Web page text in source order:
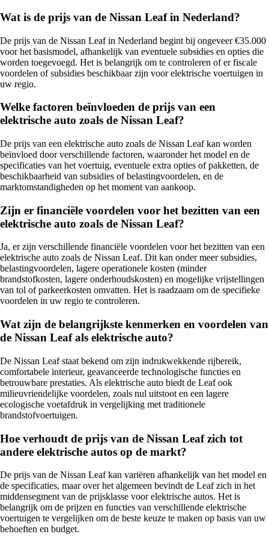
Wat is de prijs van de Nissan Leaf in Nederland?
De prijs van de Nissan Leaf in Nederland begint bij ongeveer €35.000
voor het basismodel, afhankelijk van eventuele subsidies en opties die
worden toegevoegd. Het is belangrijk om te controleren of er fiscale
voordelen of subsidies beschikbaar zijn voor elektrische voertuigen in
uw regio.
Welke factoren beïnvloeden de prijs van een
elektrische auto zoals de Nissan Leaf?
De prijs van een elektrische auto zoals de Nissan Leaf kan worden
beïnvloed door verschillende factoren, waaronder het model en de
specificaties van het voertuig, eventuele extra opties of pakketten, de
beschikbaarheid van subsidies of belastingvoordelen, en de
marktomstandigheden op het moment van aankoop.
Zijn er financiële voordelen voor het bezitten van een
elektrische auto zoals de Nissan Leaf?
Ja, er zijn verschillende financiële voordelen voor het bezitten van een
elektrische auto zoals de Nissan Leaf. Dit kan onder meer subsidies,
belastingvoordelen, lagere operationele kosten (minder
brandstofkosten, lagere onderhoudskosten) en mogelijke vrijstellingen
van tol of parkeerkosten omvatten. Het is raadzaam om de specifieke
voordelen in uw regio te controleren.
Wat zijn de belangrijkste kenmerken en voordelen van
de Nissan Leaf als elektrische auto?
De Nissan Leaf staat bekend om zijn indrukwekkende rijbereik,
comfortabele interieur, geavanceerde technologische functies en
betrouwbare prestaties. Als elektrische auto biedt de Leaf ook
milieuvriendelijke voordelen, zoals nul uitstoot en een lagere
ecologische voetafdruk in vergelijking met traditionele
brandstofvoertuigen.
Hoe verhoudt de prijs van de Nissan Leaf zich tot
andere elektrische autos op de markt?
De prijs van de Nissan Leaf kan variëren afhankelijk van het model en
de specificaties, maar over het algemeen bevindt de Leaf zich in het
middensegment van de prijsklasse voor elektrische autos. Het is
belangrijk om de prijzen en functies van verschillende elektrische
voertuigen te vergelijken om de beste keuze te maken op basis van uw
behoeften en budget.